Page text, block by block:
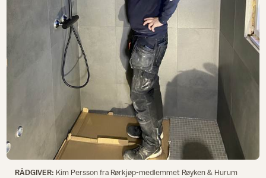
RÅDGIVER: Kim Persson fra Rørkjøp-medlemmet Røyken & Hurum